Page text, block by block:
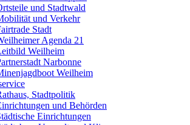
und Stadtwald
und Verkehr
Stadt
Agenda 21
Weilheim
Narbonne
Weilheim
Stadtpolitik
und Behörden
Einrichtungen